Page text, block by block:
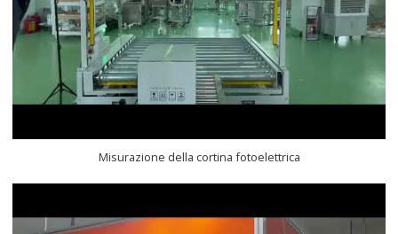
Misurazione della cortina fotoelettrica